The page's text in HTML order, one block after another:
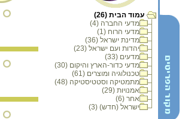
עמוד הבית (26)
מדעי החברה (4)
מדעי הרוח (1)
מדינת ישראל (36)
יהדות ועם ישראל (23)
מדעים (33)
מדעי כדור-הארץ והיקום (30)
טכנולוגיה ומוצרים (61)
מתמטיקה וסטטיסטיקה (48)
אמנויות (29)
אחר (6)
ישראל (חדש) (3)